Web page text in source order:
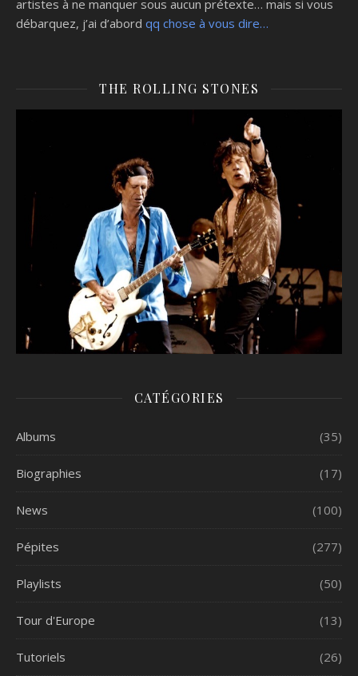
artistes à ne manquer sous aucun prétexte… mais si vous
débarquez, j’ai d’abord qq chose à vous dire…
THE ROLLING STONES
CATÉGORIES
Albums (35)
Biographies (17)
News (100)
Pépites (277)
Playlists (50)
Tour d'Europe (13)
Tutoriels (26)